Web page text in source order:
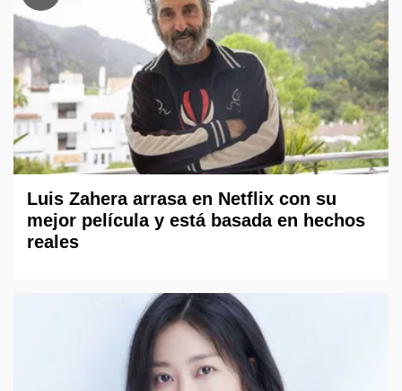
Luis Zahera arrasa en Netflix con su
mejor película y está basada en hechos
reales